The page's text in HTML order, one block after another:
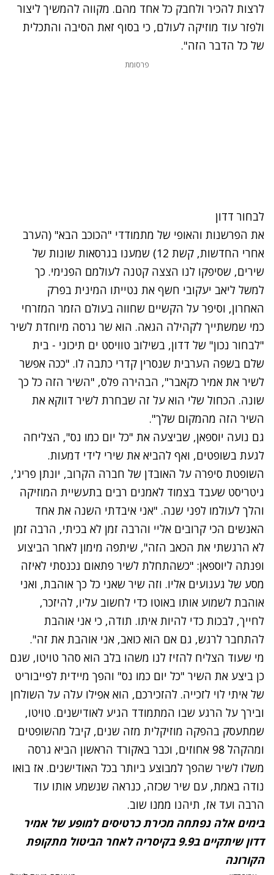
לרצות להכיר ולחבק כל אחד מהם. מקווה להמשיך ליצור
ולפזר עוד מוזיקה לעולם, כי בסוף זאת הסיבה והתכלית
של כל הדבר הזה".
פרסומת
לבחור דדון
את הפרשנות והאופי של מתמודדי "הכוכב הבא" (הערב
אחרי החדשות, קשת 12) שמענו בגרסאות שונות של
שירים, שסיפקו לנו הצצה קטנה לעולמם הפנימי. כך
למשל ליאב יעקובי חשף את נטייתו המינית בפרק
האחרון, וסיפר על הקשיים שחווה בעולם הזמר המזרחי
כמי שמשתייך לקהילה הגאה. הוא שר גרסה מיוחדת לשיר
"לבחור נכון" של דדון, בשילוב טוויסט ים תיכוני - בית
שלם בשפה הערבית שנסרין קדרי כתבה לו. "ככה אפשר
לשיר את אמיר כקאבר", הבהירה פלס, "השיר הזה כל כך
שונה. הכחול שלי הוא על זה שבחרת לשיר דווקא את
השיר הזה מהמקום שלך".
נתקלנו בבעיה
נסה שוב
גם נועה יוספאן, שביצעה את "כל יום כמו נס", הצליחה
לגעת בשופטים, ואף להביא את שירי לידי דמעות.
השופטת סיפרה על האובדן של חברה הקרוב, יונתן פריג',
גיטריסט שעבד בצמוד לאמנים רבים בתעשיית המוזיקה
והלך לעולמו לפני שנה. "אני איבדתי השנה את אחד
האנשים הכי קרובים אליי והרבה זמן לא בכיתי, הרבה זמן
לא הרגשתי את הכאב הזה", שיתפה מימון לאחר הביצוע
ופנתה ליוספאן: "כשהתחלת לשיר פתאום נכנסתי לאיזה
מסע של געגועים אליו. וזה שיר שאני כל כך אוהבת, ואני
אוהבת לשמוע אותו באוטו כדי לחשוב עליו, להיזכר,
לחייך, לבכות כדי להיות איתו. תודה, כי אני אוהבת
להתחבר לרגש, גם אם הוא כואב, אני אוהבת את זה".
נתקלנו בבעיה
נסה שוב
מי שעוד הצליח להזיז לנו משהו בלב הוא סהר טויטו, שגם
כן ביצע את השיר "כל יום כמו נס" והפך מיידית לפייבוריט
של איתי לוי לזכייה. להזכירכם, הוא אפילו עלה על השולחן
ובירך על הרגע שבו המתמודד הגיע לאודישנים. טויטו,
שמתעסק בהפקה מוזיקלית מזה שנים, קיבל מהשופטים
ומהקהל 98 אחוזים, וכבר באקורד הראשון הביא גרסה
משלו לשיר שהפך למבוצע ביותר בכל האודישנים. אז בואו
נודה באמת, עם שיר שכזה, כנראה שנשמע אותו עוד
הרבה ועד אז, תיהנו ממנו שוב.
נתקלנו בבעיה
נסה שוב
בימים אלה נפתחה מכירת כרטיסים למופע של אמיר
דדון שיתקיים ב9.9 בקיסריה לאחר הביטול מתקופת
הקורונה